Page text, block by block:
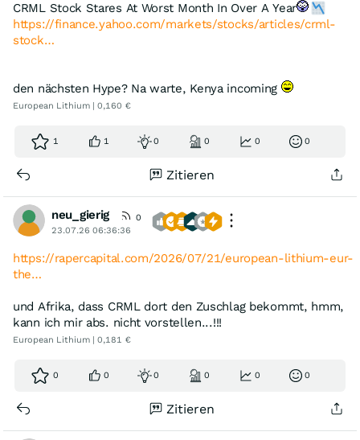
CRML Stock Stares At Worst Month In Over A Year
https://finance.yahoo.com/markets/stocks/articles/crml-
stock…
den nächsten Hype? Na warte, Kenya incoming
European Lithium | 0,160 €
1 1 0 0 0 0
Zitieren
neu_gierig
0
23.07.26 06:36:36
https://rapercapital.com/2026/07/21/european-lithium-eur-
the…
und Afrika, dass CRML dort den Zuschlag bekommt, hmm,
kann ich mir abs. nicht vorstellen...!!!
European Lithium | 0,181 €
0 0 0 0 0 0
Zitieren